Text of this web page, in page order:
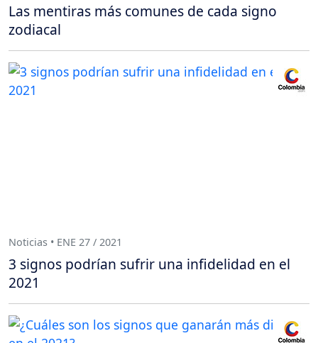
Las mentiras más comunes de cada signo
zodiacal
Noticias • ENE 27 / 2021
3 signos podrían sufrir una infidelidad en el
2021